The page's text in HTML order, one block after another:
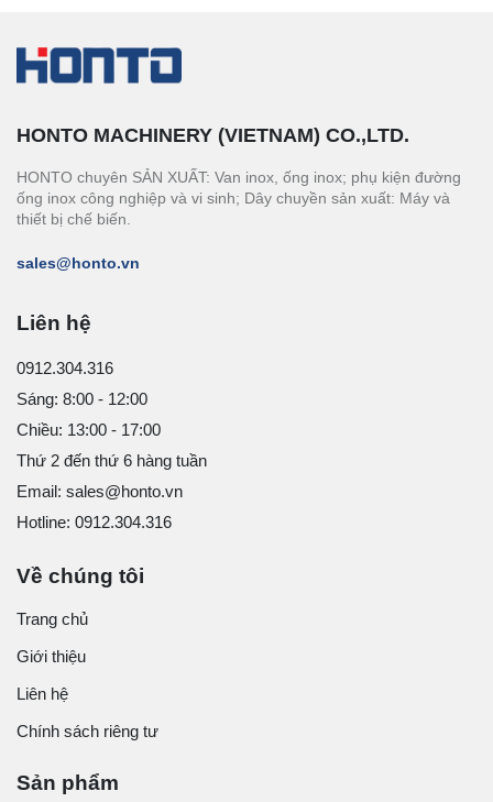
HONTO MACHINERY (VIETNAM) CO.,LTD.
HONTO chuyên SẢN XUẤT: Van inox, ống inox; phụ kiện đường
ống inox công nghiệp và vi sinh; Dây chuyền sản xuất: Máy và
thiết bị chế biến.
sales@honto.vn
Liên hệ
0912.304.316
Sáng: 8:00 - 12:00
Chiều: 13:00 - 17:00
Thứ 2 đến thứ 6 hàng tuần
Email: sales@honto.vn
Hotline: 0912.304.316
Về chúng tôi
Trang chủ
Giới thiệu
Liên hệ
Chính sách riêng tư
Sản phẩm